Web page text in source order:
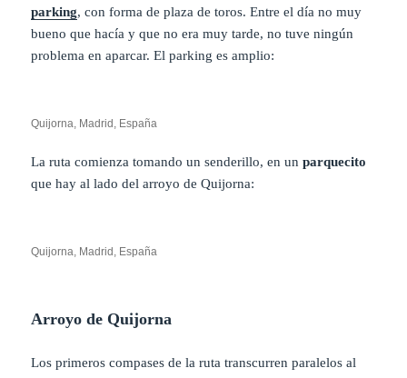
parking, con forma de plaza de toros. Entre el día no muy
bueno que hacía y que no era muy tarde, no tuve ningún
problema en aparcar. El parking es amplio:
Quijorna, Madrid, España
La ruta comienza tomando un senderillo, en unparquecito
que hay al lado del arroyo de Quijorna:
Quijorna, Madrid, España
Arroyo de Quijorna
Los primeros compases de la ruta transcurren paralelos al